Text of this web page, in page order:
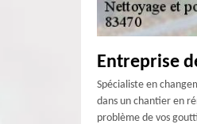
Entreprise
Spécialiste en
dans un chantier en
problème de vos